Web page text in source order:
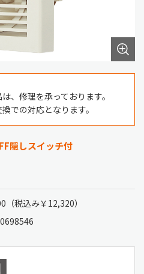
、修理を承っております。
での対応となります。
隠しスイッチ付
（税込み￥12,320）